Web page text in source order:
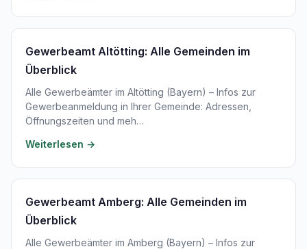
Gewerbeamt Altötting: Alle Gemeinden im
Überblick
Alle Gewerbeämter im Altötting (Bayern) – Infos zur
Gewerbeanmeldung in Ihrer Gemeinde: Adressen,
Öffnungszeiten und meh…
Weiterlesen →
Gewerbeamt Amberg: Alle Gemeinden im
Überblick
Alle Gewerbeämter im Amberg (Bayern) – Infos zur